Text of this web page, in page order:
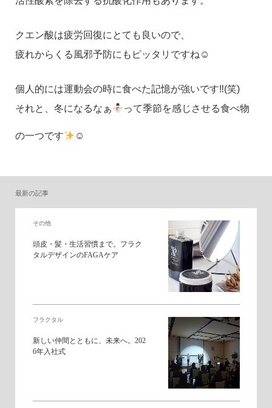
クエン酸は疲労回復にとても良いので、
疲れからくる風邪予防にもピッタリですね☺
個人的には運動会の時に食べた記憶が強いです‼(笑)
それと、冬になるなぁ
って季節を感じさせる食べ物
の一つです ☺
最新の記事
その他
頭皮・髪・生活習慣まで。フラク
タルデザインのFAGAケア
フラクタル
新しい仲間とともに、未来へ。202
6年入社式